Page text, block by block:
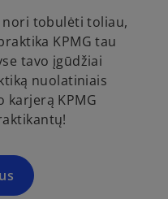
nori tobulėti toliau,
KPMG tau
tavo įgūdžiai
nuolatiniais
KPMG